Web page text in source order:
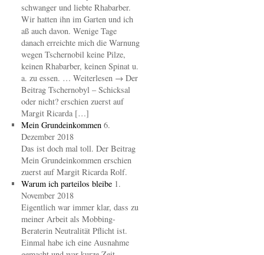
schwanger und liebte Rhabarber.
Wir hatten ihn im Garten und ich
aß auch davon. Wenige Tage
danach erreichte mich die Warnung
wegen Tschernobil keine Pilze,
keinen Rhabarber, keinen Spinat u.
a. zu essen. … Weiterlesen → Der
Beitrag Tschernobyl – Schicksal
oder nicht? erschien zuerst auf
Margit Ricarda […]
Mein Grundeinkommen 6.
Dezember 2018
Das ist doch mal toll. Der Beitrag
Mein Grundeinkommen erschien
zuerst auf Margit Ricarda Rolf.
Warum ich parteilos bleibe 1.
November 2018
Eigentlich war immer klar, dass zu
meiner Arbeit als Mobbing-
Beraterin Neutralität Pflicht ist.
Einmal habe ich eine Ausnahme